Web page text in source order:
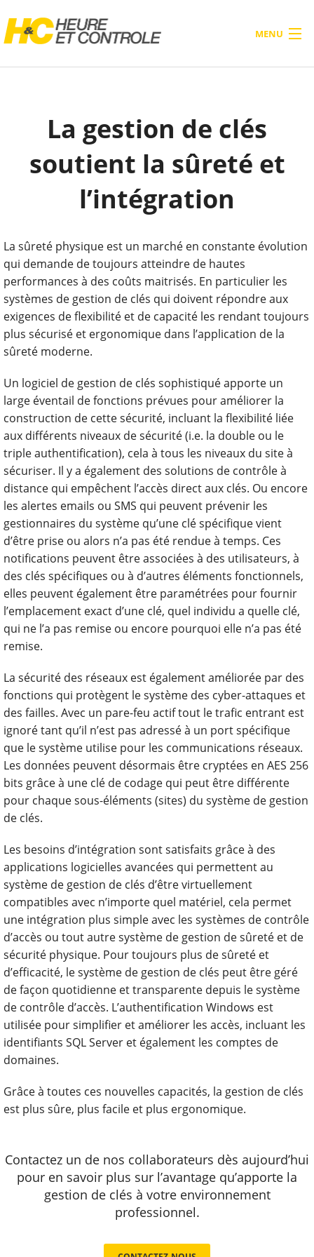
MENU
SERVICES
La gestion de clés
soutient la sûreté et
l’intégration
La sûreté physique est un marché en constante évolution
qui demande de toujours atteindre de hautes
performances à des coûts maitrisés. En particulier les
systèmes de gestion de clés qui doivent répondre aux
exigences de flexibilité et de capacité les rendant toujours
plus sécurisé et ergonomique dans l’application de la
sûreté moderne.
Un logiciel de gestion de clés sophistiqué apporte un
large éventail de fonctions prévues pour améliorer la
construction de cette sécurité, incluant la flexibilité liée
aux différents niveaux de sécurité (i.e. la double ou le
triple authentification), cela à tous les niveaux du site à
sécuriser. Il y a également des solutions de contrôle à
distance qui empêchent l’accès direct aux clés. Ou encore
les alertes emails ou SMS qui peuvent prévenir les
gestionnaires du système qu’une clé spécifique vient
d’être prise ou alors n’a pas été rendue à temps. Ces
notifications peuvent être associées à des utilisateurs, à
des clés spécifiques ou à d’autres éléments fonctionnels,
elles peuvent également être paramétrées pour fournir
l’emplacement exact d’une clé, quel individu a quelle clé,
qui ne l’a pas remise ou encore pourquoi elle n’a pas été
remise.
La sécurité des réseaux est également améliorée par des
fonctions qui protègent le système des cyber-attaques et
des failles. Avec un pare-feu actif tout le trafic entrant est
ignoré tant qu’il n’est pas adressé à un port spécifique
que le système utilise pour les communications réseaux.
Les données peuvent désormais être cryptées en AES 256
bits grâce à une clé de codage qui peut être différente
pour chaque sous-éléments (sites) du système de gestion
de clés.
Les besoins d’intégration sont satisfaits grâce à des
applications logicielles avancées qui permettent au
système de gestion de clés d’être virtuellement
compatibles avec n’importe quel matériel, cela permet
une intégration plus simple avec les systèmes de contrôle
d’accès ou tout autre système de gestion de sûreté et de
sécurité physique. Pour toujours plus de sûreté et
d’efficacité, le système de gestion de clés peut être géré
de façon quotidienne et transparente depuis le système
de contrôle d’accès. L’authentification Windows est
utilisée pour simplifier et améliorer les accès, incluant les
identifiants SQL Server et également les comptes de
domaines.
Grâce à toutes ces nouvelles capacités, la gestion de clés
est plus sûre, plus facile et plus ergonomique.
Contactez un de nos collaborateurs dès aujourd’hui
pour en savoir plus sur l’avantage qu’apporte la
gestion de clés à votre environnement
professionnel.